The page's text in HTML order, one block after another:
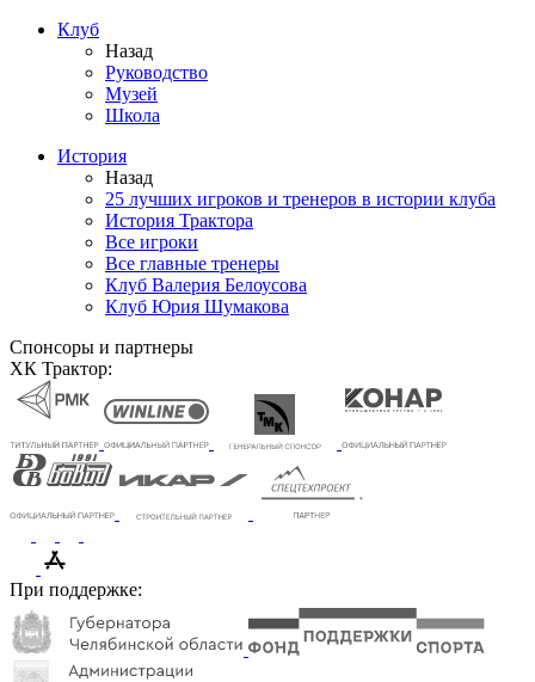
Клуб
Назад
Руководство
Музей
Школа
История
Назад
25 лучших игроков и тренеров в истории клуба
История Трактора
Все игроки
Все главные тренеры
Клуб Валерия Белоусова
Клуб Юрия Шумакова
Спонсоры и партнеры
ХК Трактор:
При поддержке: